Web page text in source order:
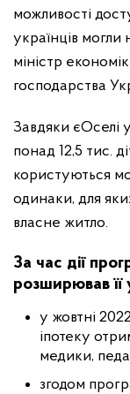
можливості
українців
міністр
господарства
Завдяки єОселі
понад 12,5 тис.
користуються
одинаки, для
власне житло.
За час дії
розширював її
у жовтні
іпотеку
медики,
згодом